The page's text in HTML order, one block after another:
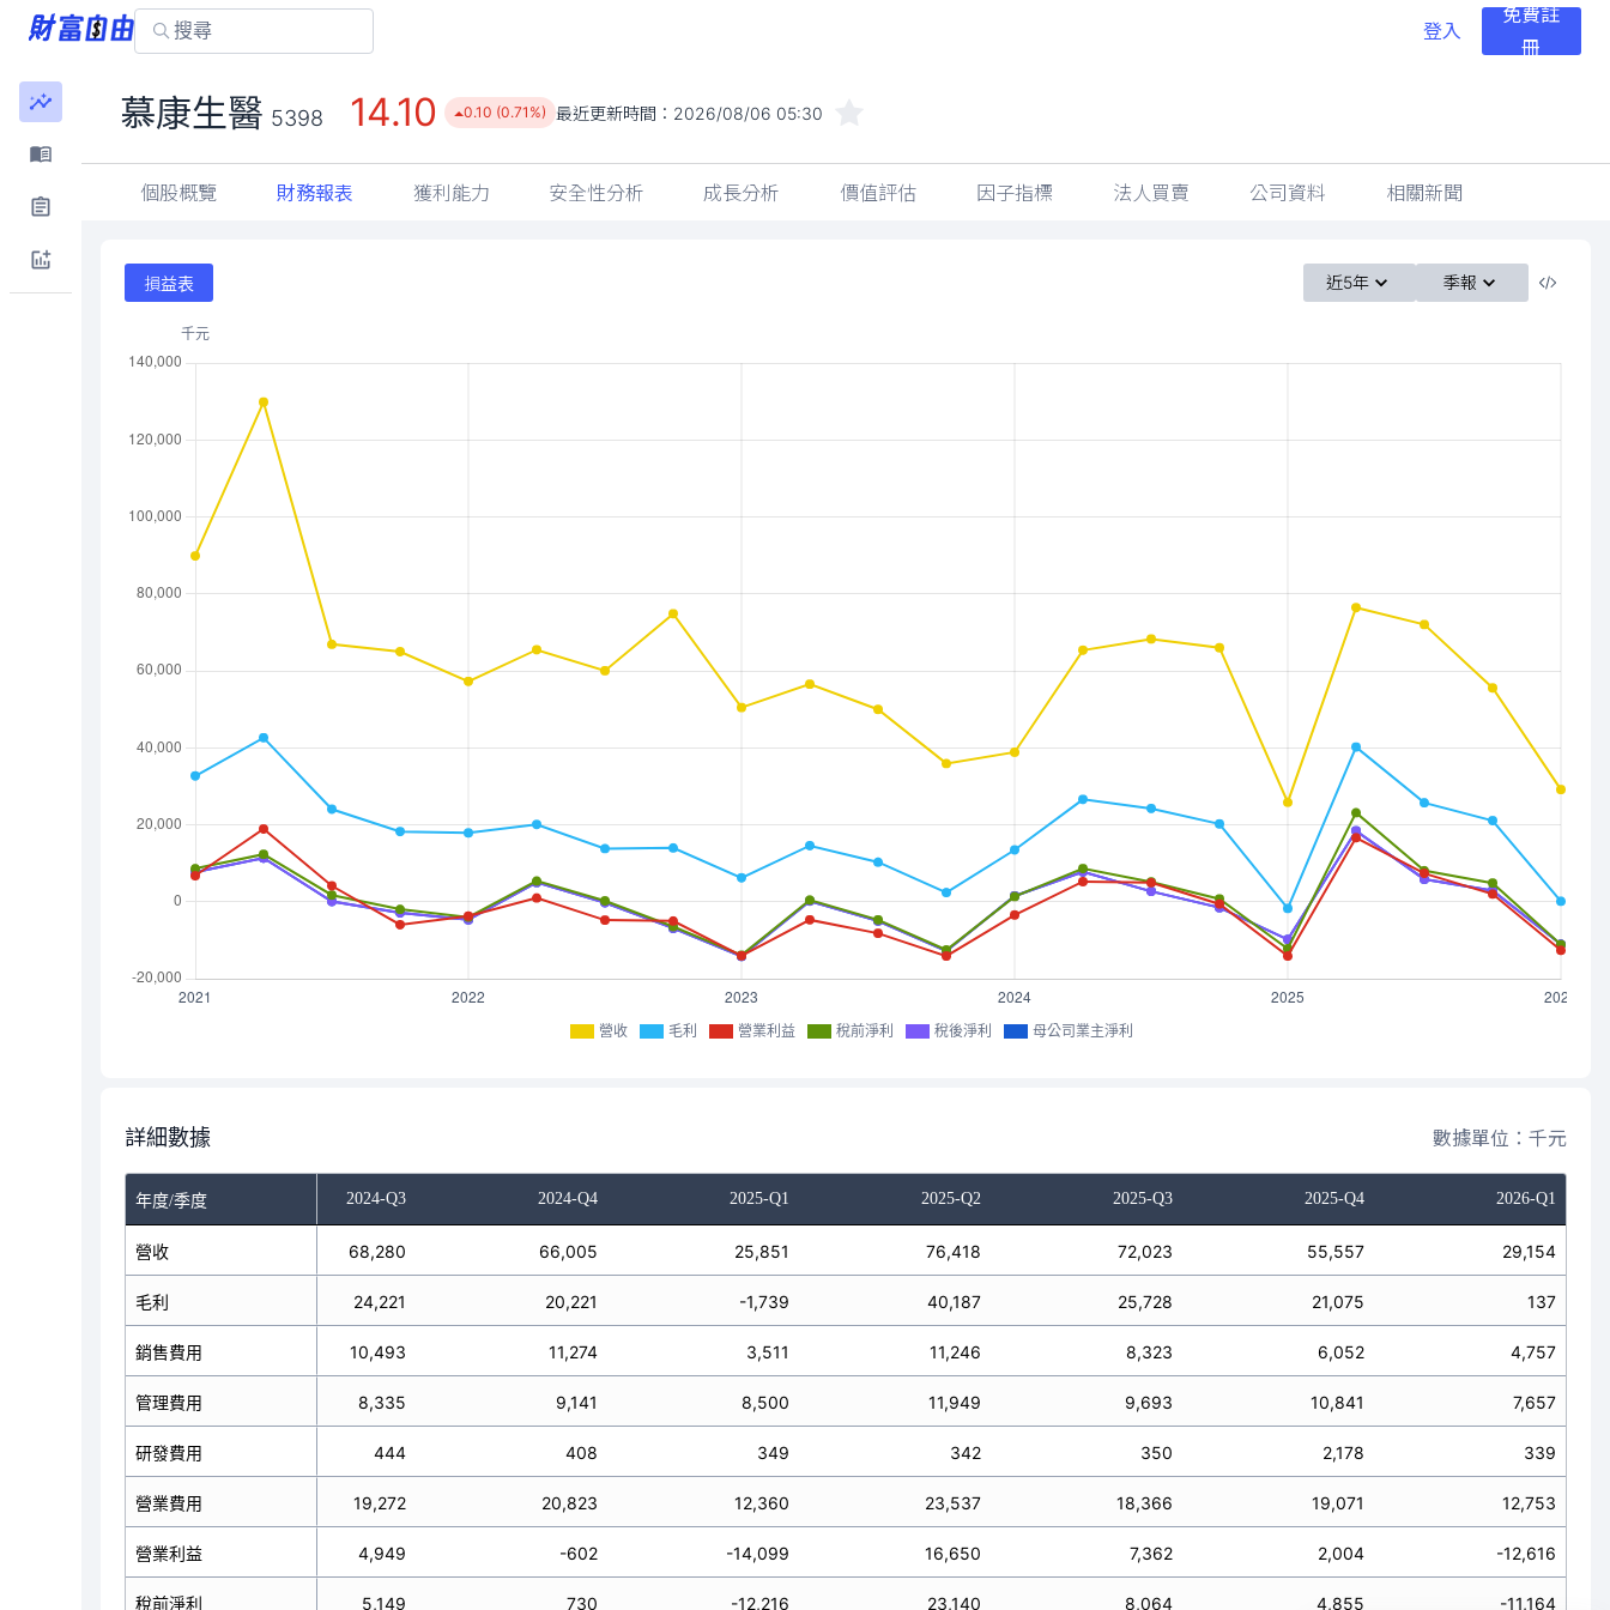
登入
免費註
冊
慕康生醫 5398 14.10 0.10 (0.71%) 最近更新時間： 2026/08/06 05:30
個股概覽 財務報表 獲利能力 安全性分析 成長分析 價值評估 因子指標 法人買賣 公司資料 相關新聞
損益表 近5年 季報
營收 毛利 營業利益 稅前淨利 稅後淨利 母公司業主淨利
詳細數據 數據單位：千元
年度/季度
2024-Q2 2024-Q3 2024-Q4 2025-Q1 2025-Q2 2025-Q3 2025-Q4 2026-Q1
營收
毛利
銷售費用
管理費用
研發費用
營業費用
營業利益
稅前淨利
65,348 68,280 66,005 25,851 76,418 72,023 55,557 29,154
26,585 24,221 20,221 -1,739 40,187 25,728 21,075 137
11,753 10,493 11,274 3,511 11,246 8,323 6,052 4,757
9,045 8,335 9,141 8,500 11,949 9,693 10,841 7,657
459 444 408 349 342 350 2,178 339
21,361 19,272 20,823 12,360 23,537 18,366 19,071 12,753
5,224 4,949 -602 -14,099 16,650 7,362 2,004 -12,616
8,609 5,149 730 -12,216 23,140 8,064 4,855 -11,164